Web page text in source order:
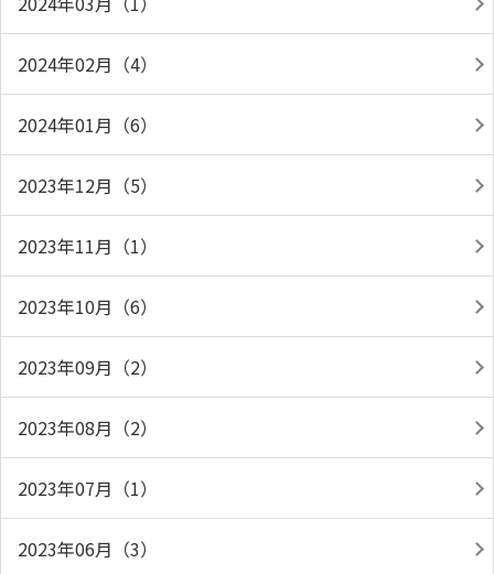
2024年02月（4）
2024年01月（6）
2023年12月（5）
2023年11月（1）
2023年10月（6）
2023年09月（2）
2023年08月（2）
2023年07月（1）
2023年06月（3）